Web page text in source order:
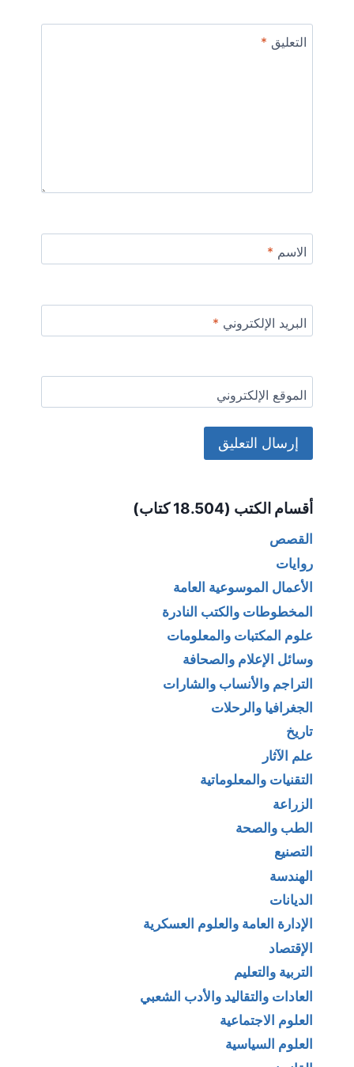
التعليق *
الاسم *
البريد الإلكتروني *
الموقع الإلكتروني
أقسام الكتب (18.504 كتاب)
القصص
روايات
الأعمال الموسوعية العامة
المخطوطات والكتب النادرة
علوم المكتبات والمعلومات
وسائل الإعلام والصحافة
التراجم والأنساب والشارات
الجغرافيا والرحلات
تاريخ
علم الآثار
التقنيات والمعلوماتية
الزراعة
الطب والصحة
التصنيع
الهندسة
الديانات
الإدارة العامة والعلوم العسكرية
الإقتصاد
التربية والتعليم
العادات والتقاليد والأدب الشعبي
العلوم الاجتماعية
العلوم السياسية